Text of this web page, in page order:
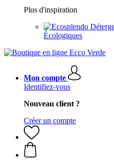
Plus d'inspiration
Écologiques
Mon compte
Identifiez-vous
Nouveau client ?
Créer un compte